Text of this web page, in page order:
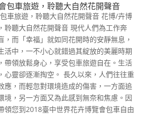
包車旅遊，聆聽大自然花開聲音
車旅遊，聆聽大自然花開聲音 花博/卉博
聆聽大自然花開聲音 現代人們為工作奔
，而「幸福」就如同花開時的安靜無息，
活中，一不小心就錯過其綻放的美麗時期
帶領放鬆身心，享受包車旅遊自在。生活
心靈卻逐漸掏空。 長久以來，人們往往重
應，而輕忽對環境造成的傷害，一方面追
境，另一方面又為此感到無奈和焦慮。因
領您到2018臺中世界花卉博覽會包車自由